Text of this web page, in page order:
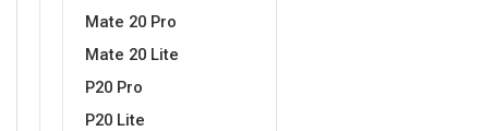
Mate 20 Pro
Mate 20 Lite
P20 Pro
P20 Lite